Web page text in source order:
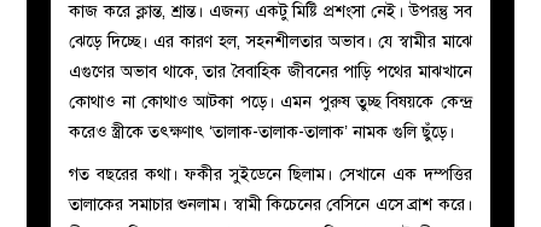
কাজ করে ক্লান্ত, শ্রান্ত। এজন্য একটু মিষ্টি প্রশংসা নেই। উপরন্তু সব
ঝেড়ে দিচ্ছে। এর কারণ হল, সহনশীলতার অভাব। যে স্বামীর মাঝে
এগুণের অভাব থাকে, তার বৈবাহিক জীবনের পাড়ি পথের মাঝখানে
কোথাও না কোথাও আটকা পড়ে। এমন পুরুষ তুচ্ছ বিষয়কে কেন্দ্র
করেও স্ত্রীকে তৎক্ষণাৎ ‘তালাক-তালাক-তালাক’ নামক গুলি ছুঁড়ে।
গত বছরের কথা। ফকীর সুইডেনে ছিলাম। সেখানে এক দম্পত্তির
তালাকের সমাচার শুনলাম। স্বামী কিচেনের বেসিনে এসে ব্রাশ করে।